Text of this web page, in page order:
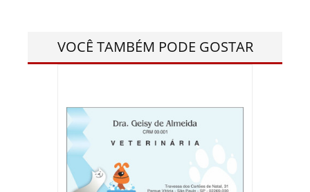
VOCÊ TAMBÉM PODE GOSTAR